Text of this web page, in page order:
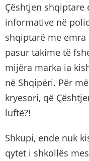
Çështjen shqiptare
informative në
shqiptarë me emra
pasur takime të
mijëra marka ia
në Shqipëri. Për
kryesori, që
luftë?!
Shkupi, ende nuk
qytet i shkollës